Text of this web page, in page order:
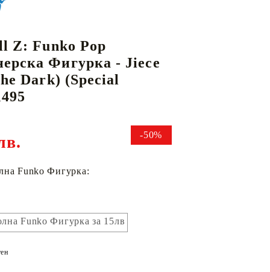
RIFTBOUND: LEAGUE OF LEGENDS
TCG
GUNDAM CARD GAME
Z: Funko Pop
Фигурка - Jiece
Dark) (Special
-50%
Funko Фигурка:
Funko Фигурка за 15лв